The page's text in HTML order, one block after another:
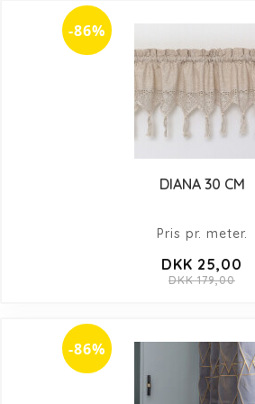
-86%
DIANA 30 CM
Pris pr. meter.
DKK 25,00
DKK 179,00
-86%